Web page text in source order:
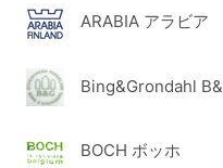
ARABIA アラビア
Bing&Grondahl
BOCH ボッホ